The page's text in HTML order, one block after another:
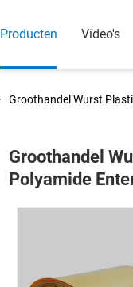
Producten Video's
Groothandel Wurst
Groothandel
Polyamide